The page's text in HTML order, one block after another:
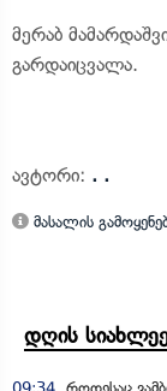
მერაბ
გარდაიცვალა.
ავტორი: . .
მასალის
დღის